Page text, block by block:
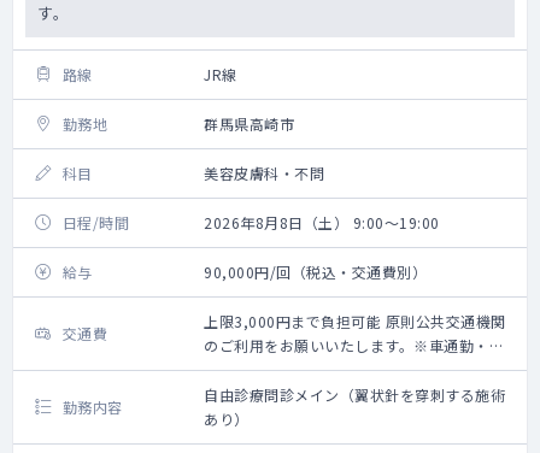
す。
路線 JR線
勤務地 群馬県高崎市
科目 美容皮膚科・不問
日程/時間 2026年8月8日（土） 9:00～19:00
給与 90,000円/回（税込・交通費別）
交通費
上限3,000円まで負担可能 原則公共交通機関
のご利用をお願いいたします。※車通勤・タ
クシー利用要相談
勤務内容
自由診療問診メイン（翼状針を穿刺する施術
あり）